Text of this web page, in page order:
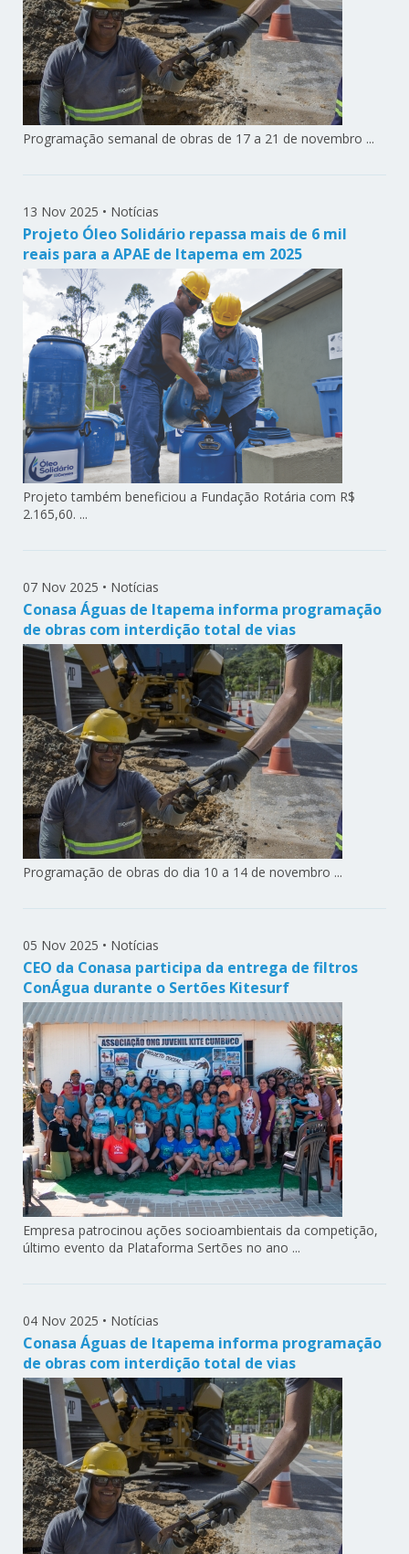
Programação semanal de obras de 17 a 21 de novembro ...
13 Nov 2025 • Notícias
Projeto Óleo Solidário repassa mais de 6 mil
reais para a APAE de Itapema em 2025
Projeto também beneficiou a Fundação Rotária com R$
2.165,60. ...
07 Nov 2025 • Notícias
Conasa Águas de Itapema informa programação
de obras com interdição total de vias
Programação de obras do dia 10 a 14 de novembro ...
05 Nov 2025 • Notícias
CEO da Conasa participa da entrega de filtros
ConÁgua durante o Sertões Kitesurf
Empresa patrocinou ações socioambientais da competição,
último evento da Plataforma Sertões no ano ...
04 Nov 2025 • Notícias
Conasa Águas de Itapema informa programação
de obras com interdição total de vias